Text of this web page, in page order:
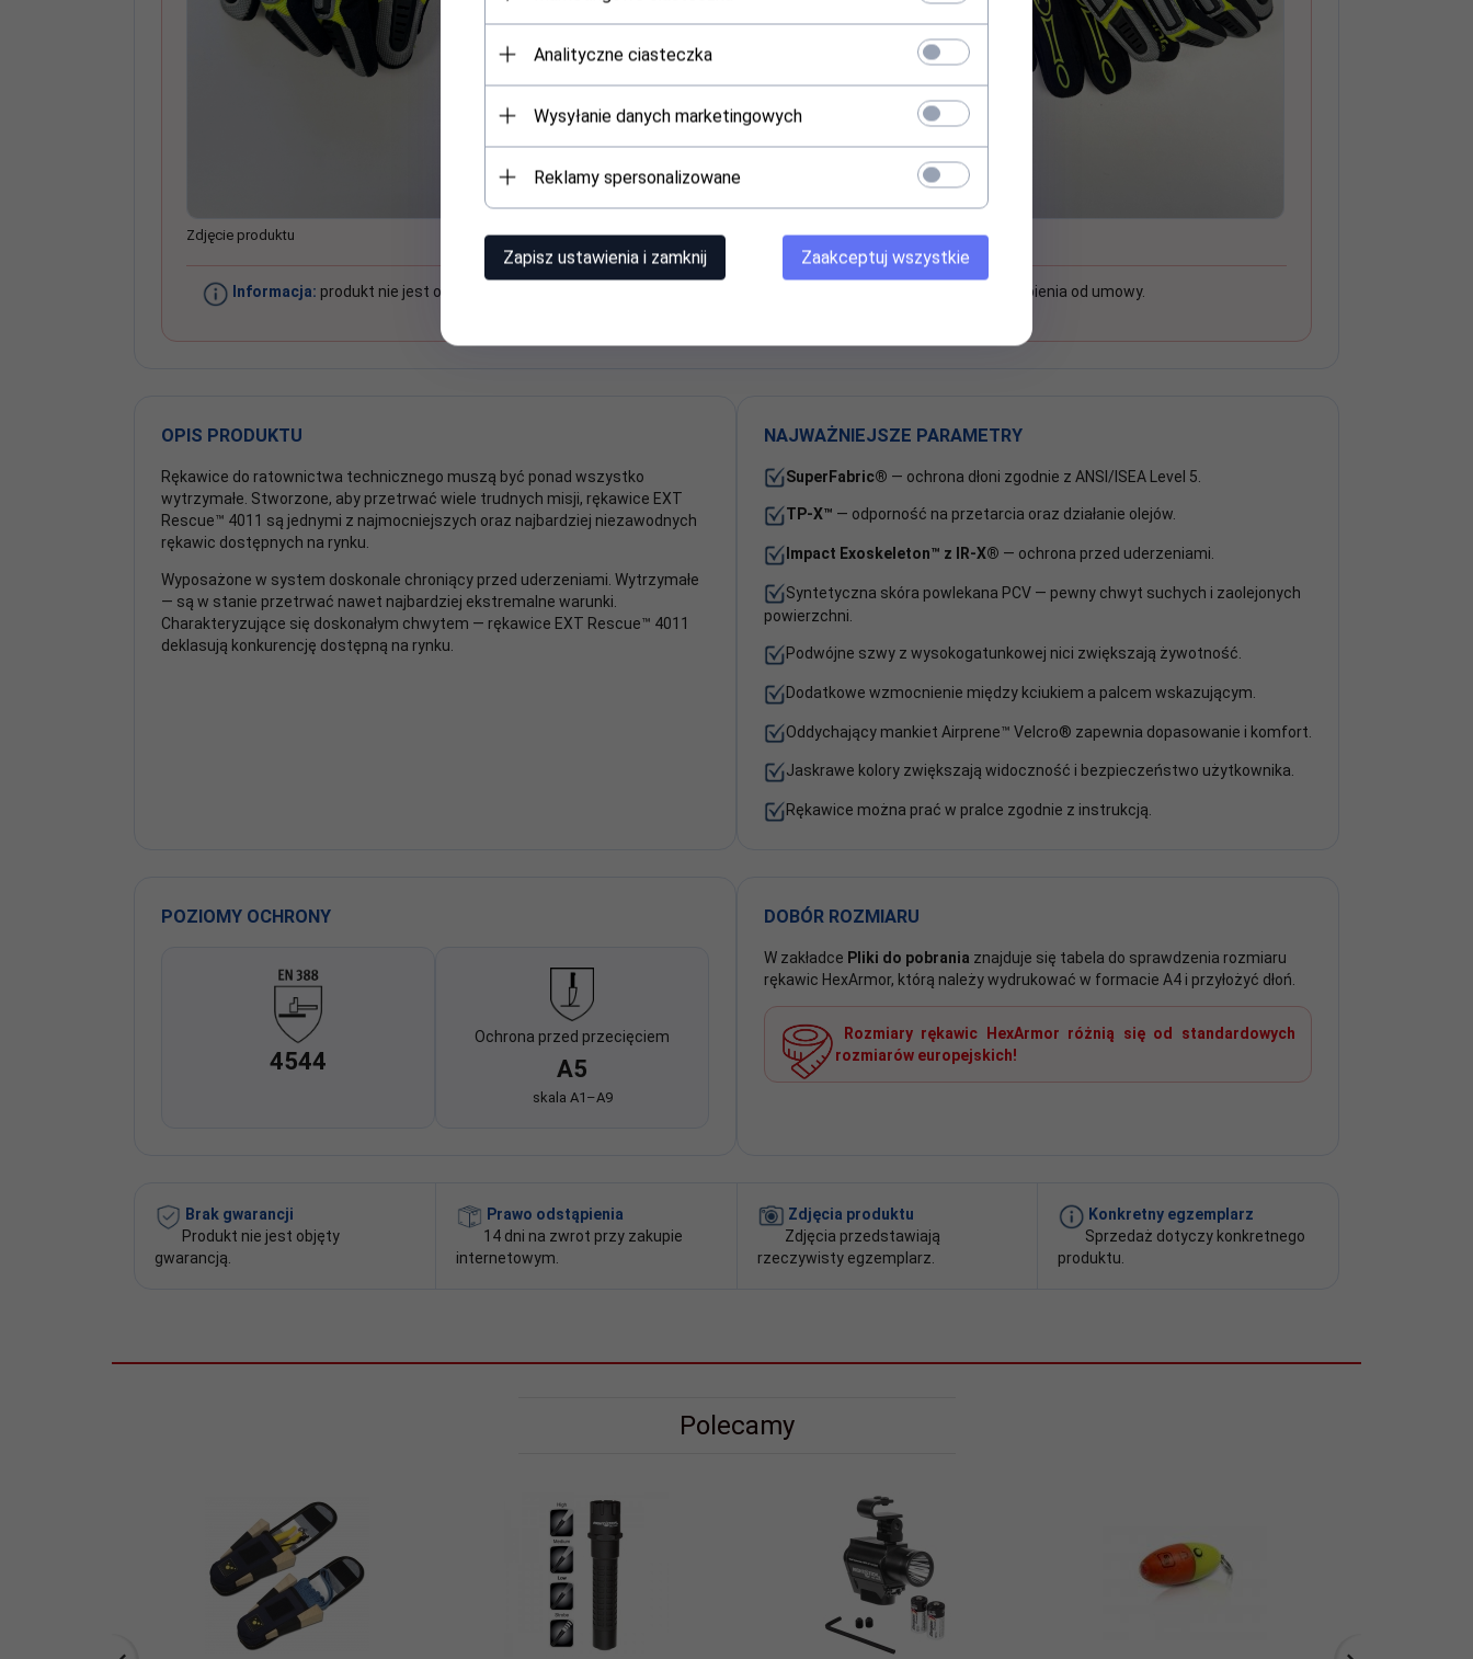
Zdjęcie produktu Zdjęcie wady
Informacja: produkt nie jest objęty gwarancją. Przy zakupie internetowym obowiązuje standardowe prawo odstąpienia od umowy.
OPIS PRODUKTU
Rękawice do ratownictwa technicznego muszą być ponad wszystko
wytrzymałe. Stworzone, aby przetrwać wiele trudnych misji, rękawice EXT
Rescue™ 4011 są jednymi z najmocniejszych oraz najbardziej niezawodnych
rękawic dostępnych na rynku.
Wyposażone w system doskonale chroniący przed uderzeniami. Wytrzymałe
— są w stanie przetrwać nawet najbardziej ekstremalne warunki.
Charakteryzujące się doskonałym chwytem — rękawice EXT Rescue™ 4011
deklasują konkurencję dostępną na rynku.
NAJWAŻNIEJSZE PARAMETRY
SuperFabric® — ochrona dłoni zgodnie z ANSI/ISEA Level 5.
TP-X™ — odporność na przetarcia oraz działanie olejów.
Impact Exoskeleton™ z IR-X® — ochrona przed uderzeniami.
Syntetyczna skóra powlekana PCV — pewny chwyt suchych i zaolejonych
powierzchni.
Podwójne szwy z wysokogatunkowej nici zwiększają żywotność.
Dodatkowe wzmocnienie między kciukiem a palcem wskazującym.
Oddychający mankiet Airprene™ Velcro® zapewnia dopasowanie i komfort.
Jaskrawe kolory zwiększają widoczność i bezpieczeństwo użytkownika.
Rękawice można prać w pralce zgodnie z instrukcją.
POZIOMY OCHRONY
4544
Ochrona przed przecięciem
A5
skala A1–A9
DOBÓR ROZMIARU
W zakładce Pliki do pobrania znajduje się tabela do sprawdzenia rozmiaru
rękawic HexArmor, którą należy wydrukować w formacie A4 i przyłożyć dłoń.
Rozmiary rękawic HexArmor różnią się od standardowych
rozmiarów europejskich!
Brak gwarancji
Produkt nie jest objęty
gwarancją.
Prawo odstąpienia
14 dni na zwrot przy zakupie
internetowym.
Zdjęcia produktu
Zdjęcia przedstawiają
rzeczywisty egzemplarz.
Konkretny egzemplarz
Sprzedaż dotyczy konkretnego
produktu.
Polecamy
Analityczne ciasteczka
Wysyłanie danych marketingowych
Reklamy spersonalizowane
Zapisz ustawienia i zamknij Zaakceptuj wszystkie